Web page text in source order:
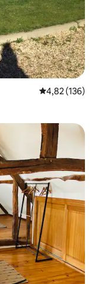
Priemerné
4,82 (136)